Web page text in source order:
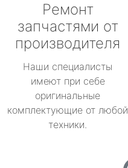
Ремонт
запчастями от
производителя
Наши специалисты
имеют при себе
оригинальные
комплектующие от любой
техники.